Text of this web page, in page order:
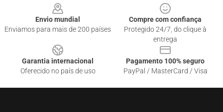
Envio mundial
Enviamos para mais de 200 países
Compre com confiança
Protegido 24/7, do clique à
entrega
Garantia internacional
Oferecido no país de uso
Pagamento 100% seguro
PayPal / MasterCard / Visa